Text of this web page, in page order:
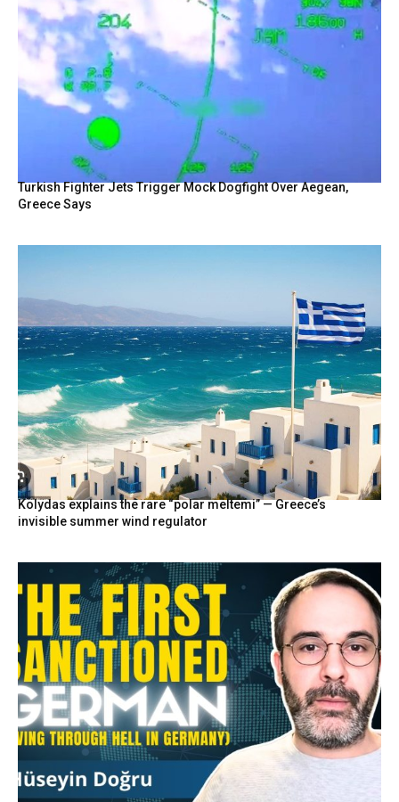
Turkish Fighter Jets Trigger Mock Dogfight Over Aegean,
Greece Says
Kolydas explains the rare “polar meltemi” — Greece’s
invisible summer wind regulator